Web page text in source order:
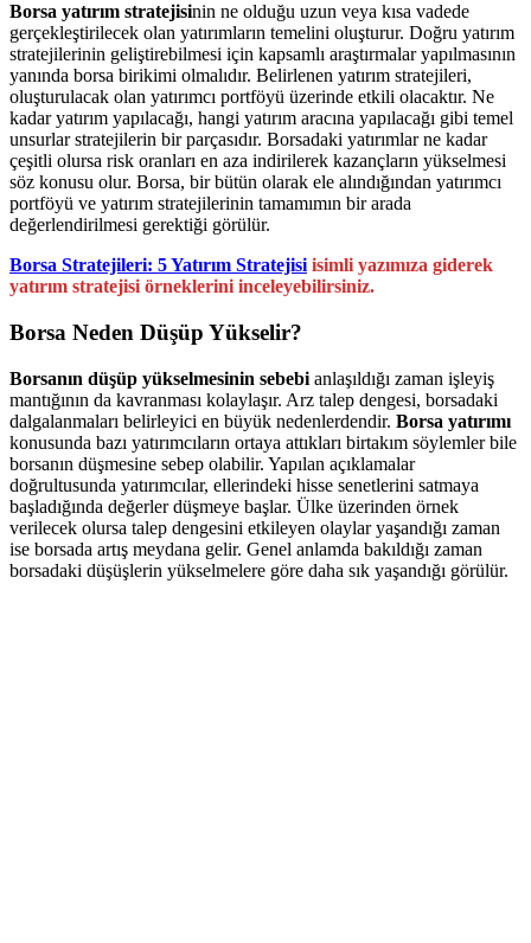
Borsa yatırım stratejisinin ne olduğu uzun veya kısa vadede
gerçekleştirilecek olan yatırımların temelini oluşturur. Doğru yatırım
stratejilerinin geliştirebilmesi için kapsamlı araştırmalar yapılmasının
yanında borsa birikimi olmalıdır. Belirlenen yatırım stratejileri,
oluşturulacak olan yatırımcı portföyü üzerinde etkili olacaktır. Ne
kadar yatırım yapılacağı, hangi yatırım aracına yapılacağı gibi temel
unsurlar stratejilerin bir parçasıdır. Borsadaki yatırımlar ne kadar
çeşitli olursa risk oranları en aza indirilerek kazançların yükselmesi
söz konusu olur. Borsa, bir bütün olarak ele alındığından yatırımcı
portföyü ve yatırım stratejilerinin tamamımın bir arada
değerlendirilmesi gerektiği görülür.
Borsa Stratejileri: 5 Yatırım Stratejisi isimli yazımıza giderek
yatırım stratejisi örneklerini inceleyebilirsiniz.
Borsa Neden Düşüp Yükselir?
Borsanın düşüp yükselmesinin sebebi anlaşıldığı zaman işleyiş
mantığının da kavranması kolaylaşır. Arz talep dengesi, borsadaki
dalgalanmaları belirleyici en büyük nedenlerdendir. Borsa yatırımı
konusunda bazı yatırımcıların ortaya attıkları birtakım söylemler bile
borsanın düşmesine sebep olabilir. Yapılan açıklamalar
doğrultusunda yatırımcılar, ellerindeki hisse senetlerini satmaya
başladığında değerler düşmeye başlar. Ülke üzerinden örnek
verilecek olursa talep dengesini etkileyen olaylar yaşandığı zaman
ise borsada artış meydana gelir. Genel anlamda bakıldığı zaman
borsadaki düşüşlerin yükselmelere göre daha sık yaşandığı görülür.